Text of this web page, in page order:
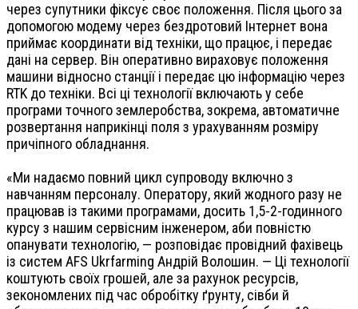
через супутники фіксує своє положення. Після цього за
допомогою модему через бездротовий Інтернет вона
приймає координати від техніки, що працює, і передає
дані на сервер. Він оперативно вираховує положення
машини відносно станції і передає цю інформацію через
RTK до техніки. Всі ці технології включають у себе
програми точного землеробства, зокрема, автоматичне
розвертання наприкінці поля з урахуванням розміру
причіпного обладнання.
«Ми надаємо повний цикл супроводу включно з
навчанням персоналу. Оператору, який жодного разу не
працював із такими програмами, досить 1,5-2-годинного
курсу з нашим сервісним інженером, аби повністю
опанувати технологію, — розповідає провідний фахівець
із систем AFS Ukrfarming Андрій Волошин. — Ці технології
коштують своїх грошей, але за рахунок ресурсів,
зекономлених під час обробітку ґрунту, сівби й